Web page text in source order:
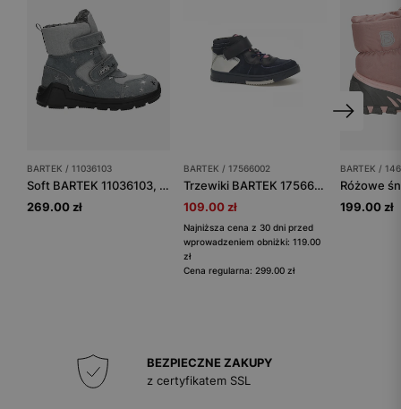
BARTEK / 11036103
Soft BARTEK 11036103, niebiesko-szary
269.00 zł
BARTEK / 17566002
Trzewiki BARTEK 17566002, dla dziewcząt, granatowo-srebrny
109.00 zł
Najniższa cena z 30 dni przed
wprowadzeniem obniżki: 119.00
zł
Cena regularna: 299.00 zł
BARTEK /
199.00 zł
BEZPIECZNE ZAKUPY
z certyfikatem SSL